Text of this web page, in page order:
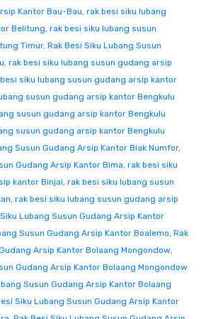
Kantor Bau-Bau, rak besi siku lubang
Belitung, rak besi siku lubang susun
Timur, Rak Besi Siku Lubang Susun
, rak besi siku lubang susun gudang arsip
siku lubang susun gudang arsip kantor
susun gudang arsip kantor Bengkulu
susun gudang arsip kantor Bengkulu
susun gudang arsip kantor Bengkulu
Susun Gudang Arsip Kantor Biak Numfor,
Gudang Arsip Kantor Bima, rak besi siku
kantor Binjai, rak besi siku lubang susun
, rak besi siku lubang susun gudang arsip
Lubang Susun Gudang Arsip Kantor
Susun Gudang Arsip Kantor Boalemo, Rak
Arsip Kantor Bolaang Mongondow,
Gudang Arsip Kantor Bolaang Mongondow
Susun Gudang Arsip Kantor Bolaang
Siku Lubang Susun Gudang Arsip Kantor